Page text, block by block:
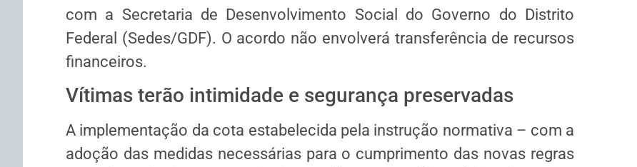
com a Secretaria de Desenvolvimento Social do Governo do Distrito
Federal (Sedes/GDF). O acordo não envolverá transferência de recursos
financeiros.
Vítimas terão intimidade e segurança preservadas
A implementação da cota estabelecida pela instrução normativa – com a
adoção das medidas necessárias para o cumprimento das novas regras